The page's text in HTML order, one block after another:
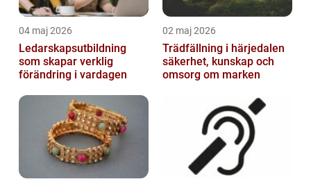
04 maj 2026
Ledarskapsutbildning
som skapar verklig
förändring i vardagen
02 maj 2026
Trädfällning i härjedalen
säkerhet, kunskap och
omsorg om marken